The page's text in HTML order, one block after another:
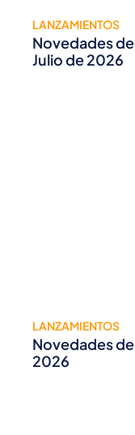
LANZAMIENTOS
Novedades
Julio de 2026
LANZAMIENTOS
Novedades
2026